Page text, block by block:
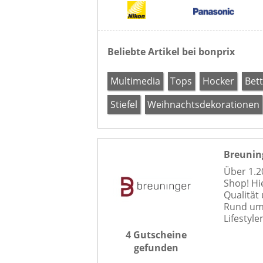
Beliebte Artikel bei bonprix
Multimedia Tops Hocker
Stiefel
Weihnachtsdekorationen
4 Gutscheine
gefunden
Über
Shop!
Qualität
Rund